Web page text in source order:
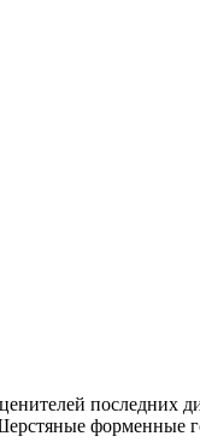
последних
форменные